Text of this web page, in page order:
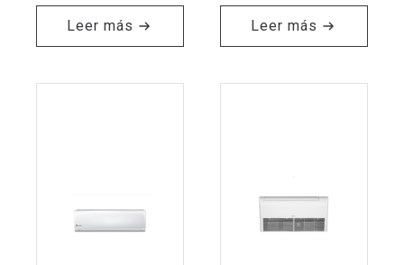
Leer más Leer más